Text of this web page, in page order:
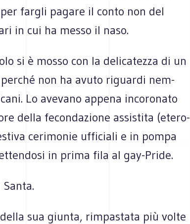
far­gli pagare il conto non del
in cui ha messo il naso.
si è mosso con la deli­ca­tezza di un
non ha avuto riguardi nem­
Lo ave­vano appena inco­ro­nato
della fecon­da­zione assi­stita (ete­ro­
ceri­mo­nie uffi­ciali e in pompa
in prima fila al gay-Pride.
sua giunta, rim­pa­stata più volte